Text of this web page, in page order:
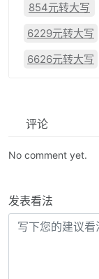
854元转大写
6229元转大写
6626元转大写
评论
No comment yet.
发表看法